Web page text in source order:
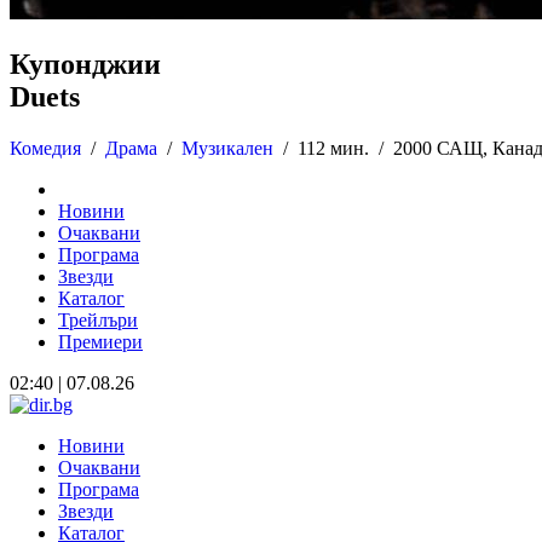
Купонджии
Duets
Комедия / Драма / Музикален / 112 мин. / 2000 САЩ,
Новини
Очаквани
Програма
Звезди
Каталог
Трейлъри
Премиери
02:40 | 07.08.26
Новини
Очаквани
Програма
Звезди
Каталог